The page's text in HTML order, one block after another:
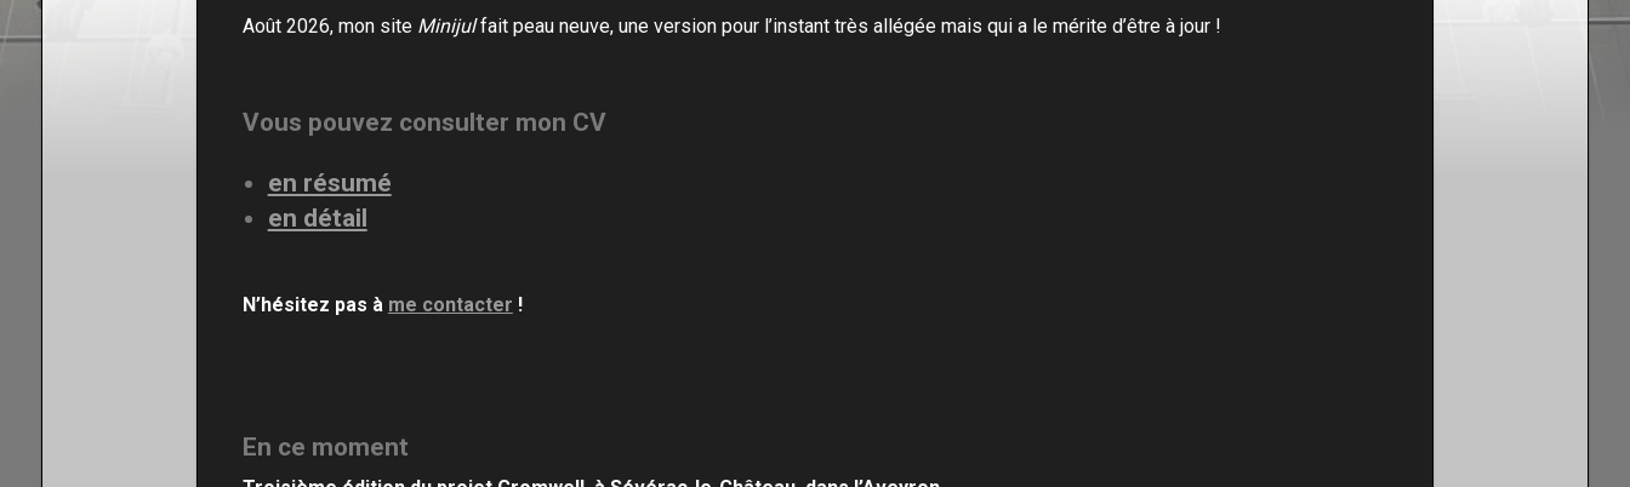
Mon CV
Août 2026, mon site Minijulfait peau neuve,une version pour l’instant très allégée mais qui a le mérite d’être à jour !
Vous pouvez consulter mon CV
en résumé
en détail
N’hésitez pas à me contacter !
En ce moment